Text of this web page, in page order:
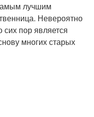
лучшим
Невероятно
сих пор является
многих старых